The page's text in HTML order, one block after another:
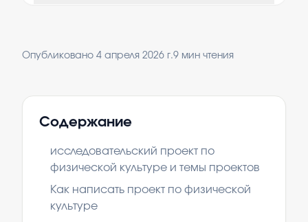
Опубликовано 4 апреля 2026 г.9 мин чтения
Содержание
исследовательский проект по
физической культуре и темы проектов
Как написать проект по физической
культуре